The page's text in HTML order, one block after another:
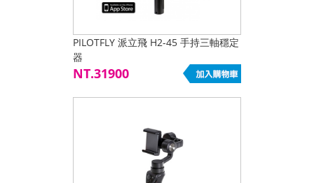
PILOTFLY 派立飛 H2-45 手持三軸穩定
器
NT.31900